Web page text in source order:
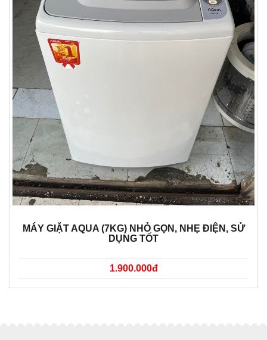
MÁY GIẶT AQUA (7KG) NHỎ GỌN, NHẸ ĐIỆN, SỬ
DỤNG TỐT
1.900.000đ